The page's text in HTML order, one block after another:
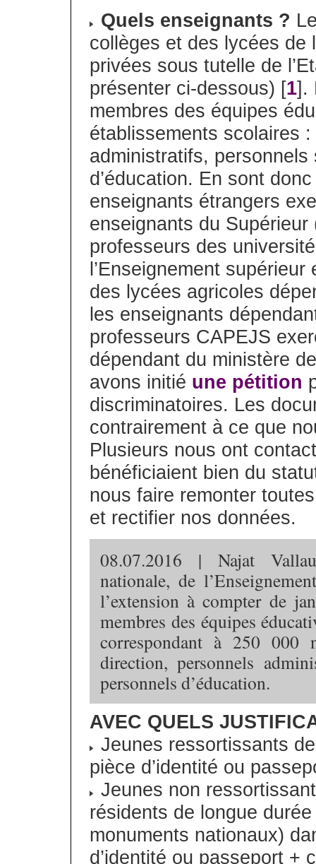
Quels enseignants ?
collèges et des lycées de
privées sous tutelle de
présenter ci-dessous) [1].
membres des équipes
établissements scolaires
administratifs,
d’éducation. En sont
enseignants étrangers
enseignants du
professeurs des
l’Enseignement
des lycées agricoles
les enseignants
professeurs CAPEJS
dépendant du ministère
avons initié une pétition
discriminatoires. Les
contrairement à ce que
Plusieurs nous ont
bénéficiaient bien du
nous faire remonter
et rectifier nos données.
08.07.2016 | Najat
nationale, de
l’extension à compter de
membres des équipes
correspondant à 250 000
direction, personnels
personnels d’éducation.
AVEC QUELS
Jeunes ressortissants
pièce d’identité ou
Jeunes non
résidents de longue
monuments nationaux)
d’identité ou passeport +